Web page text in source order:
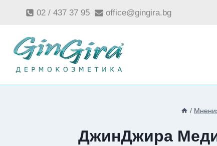
съдържанието
02 / 437 37 95 office@gingira.bg
/
ДжинДжира